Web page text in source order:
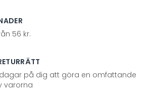
56 kr.
dagar på dig att göra en omfattande
varorna